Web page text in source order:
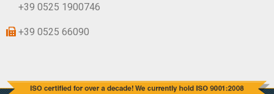
+39 0525 1900746
+39 0525 66090